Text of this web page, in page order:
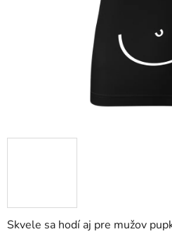
Skvele sa hodí aj pre mužov